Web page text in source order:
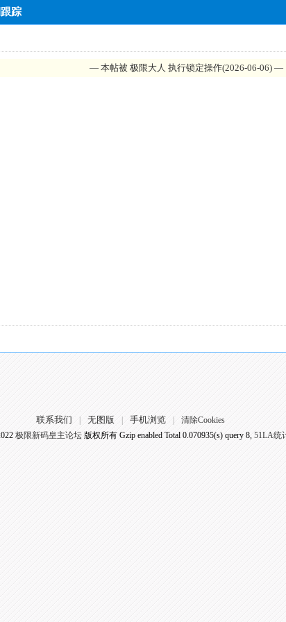
踪
— 本帖被 极限大人 执行锁定操作(2026-06-06) —
联系我们 无图版 手机浏览
清除Cookies
极限新码皇主论坛版权所有 Gzip enabled Total 0.070935(s) query 8, 51LA统